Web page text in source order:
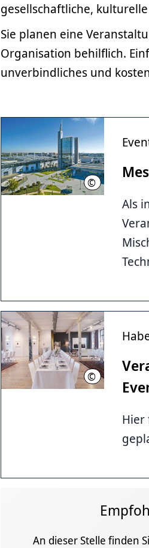
gesellschaftliche,
Sie planen eine
Organisation behilflich.
unverbindliches und
© Deutsche Messe
Als
© Helmkehof
Hier
An dieser Stelle finden